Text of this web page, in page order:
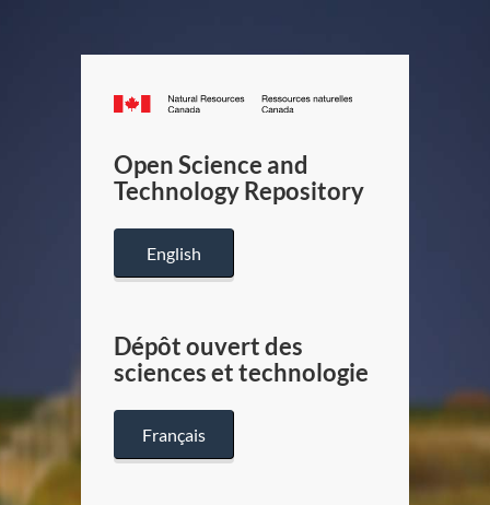
Canada.ca
/
Canada
Open Science and
Technology Repository
English
Dépôt ouvert des
sciences et technologie
Français